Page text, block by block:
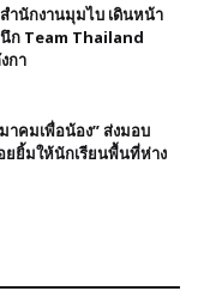
ำนักงานมุมไบ เดินหน้า
ก Team Thailand
กา
าคมเพื่อน้อง” ส่งมอบ
ยยิ้มให้นักเรียนพื้นที่ห่าง